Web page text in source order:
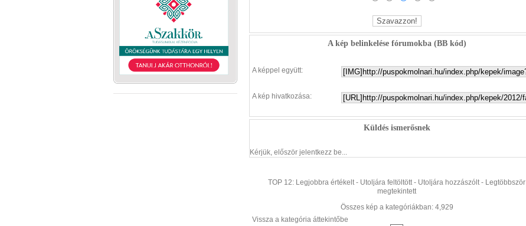
A kép belinkelése fórumokba (BB kód)
A képpel együtt:
A kép hivatkozása:
Küldés ismerősnek
Kérjük, először jelentkezz be...
TOP 12: Legjobbra értékelt - Utoljára feltöltött - Utoljára hozzászólt - Legtöbbször
megtekintett
Összes kép a kategóriákban: 4,929
Vissza a kategória áttekintőbe